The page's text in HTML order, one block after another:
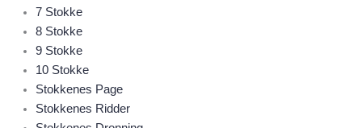
7 Stokke
8 Stokke
9 Stokke
10 Stokke
Stokkenes Page
Stokkenes Ridder